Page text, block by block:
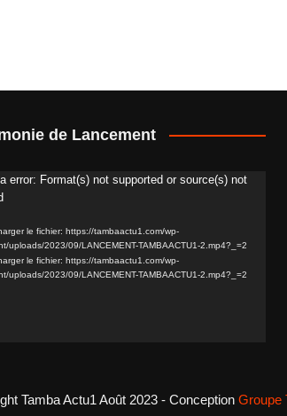
de Lancement
error: Format(s) not supported or source(s) not
le fichier: https://tambaactu1.com/wp-
uploads/2023/09/LANCEMENT-TAMBAACTU1-2.mp4?_=2
le fichier: https://tambaactu1.com/wp-
uploads/2023/09/LANCEMENT-TAMBAACTU1-2.mp4?_=2
Tamba Actu1 Août 2023 - Conception Groupe